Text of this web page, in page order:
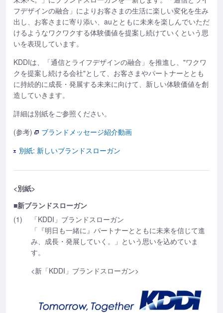
フデザインの融合」によりお客さまの生活に楽しい変化を生み
出し、お客さまに寄り添い、auとともに未来を楽しんでいただ
けるようなワクワクする体験価値を提案し続けていくという思
いを表現しています。
KDDIは、「通信とライフデザインの融合」を推進し、"ワクワ
クを提案し続ける会社"として、お客さまやパートナーととも
に持続的に成長・発展する未来に向けて、新しい体験価値を創
造していきます。
詳細は別紙をご参照ください。
(参考)
ブランドメッセージ紹介動画
別紙: 新しいブランドスローガン
<別紙>
■新ブランドスローガン
(1)
「KDDI」ブランドスローガン
「『明日も一緒に』パートナーとともに未来を信じて進
み、成長・発展していく。」という思いを込めていま
す。
<新「KDDI」ブランドスローガン>